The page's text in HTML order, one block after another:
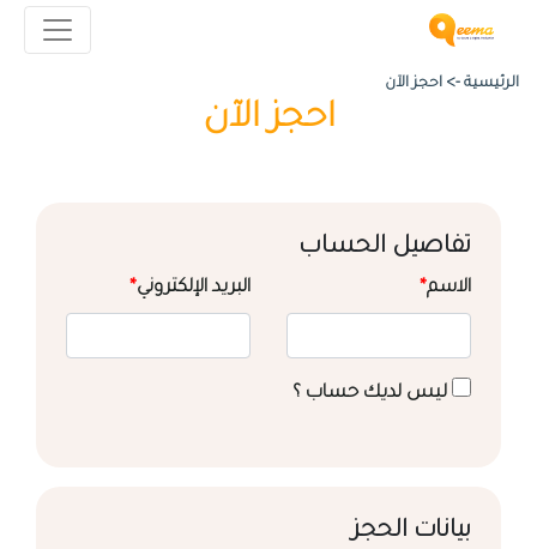
الرئيسية -> احجز الآن
احجز الآن
تفاصيل الحساب
الاسم* البريد الإلكتروني*
ليس لديك حساب ؟
بيانات الحجز